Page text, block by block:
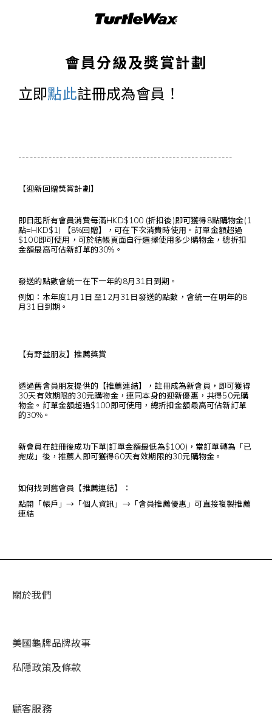
會員分級及獎賞計劃
立即點此註冊成為會員！
---------------------------------------------------------
【迎新回贈獎賞計劃】
即日起所有會員消費每滿HKD$100 (折扣後)即可獲得8點購物金(1
點=HKD$1) 【8%回贈】，可在下次消費時使用。訂單金額超過
$100即可使用，可於結帳頁面自行選擇使用多少購物金，總折扣
金額最高可佔新訂單的30%。
發送的點數會統一在下一年的8月31日到期。
例如：本年度1月1日 至12月31日發送的點數，會統一在明年的8
月31日到期。
【有野益朋友】推薦獎賞
透過舊會員朋友提供的【推薦連結】，註冊成為新會員，即可獲得
30天有效期限的30元購物金，連同本身的迎新優惠，共得50元購
物金。訂單金額超過$100即可使用，總折扣金額最高可佔新訂單
的30%。
新會員在註冊後成功下單(訂單金額最低為$100)，當訂單轉為「已
完成」後，推薦人即可獲得60天有效期限的30元購物金。
如何找到舊會員【推薦連結】：
點開「帳戶」→「個人資訊」→「會員推薦優惠」可直接複製推薦
連結
關於我們
美國龜牌品牌故事
私隱政策及條款
顧客服務